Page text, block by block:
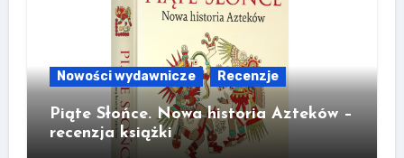
Nowości wydawnicze Recenzje
Piąte Słońce. Nowa historia Azteków –
recenzja książki